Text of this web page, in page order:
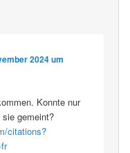
2024 um
Konnte nur
sie gemeint?
citations?